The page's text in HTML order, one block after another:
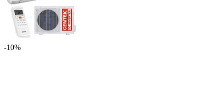
-10%